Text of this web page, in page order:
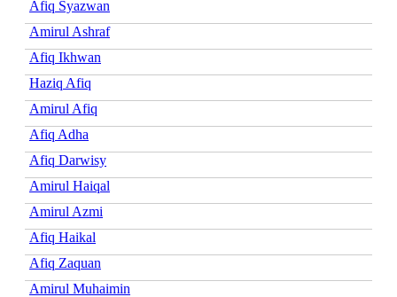
Afiq Syazwan
Amirul Ashraf
Afiq Ikhwan
Haziq Afiq
Amirul Afiq
Afiq Adha
Afiq Darwisy
Amirul Haiqal
Amirul Azmi
Afiq Haikal
Afiq Zaquan
Amirul Muhaimin